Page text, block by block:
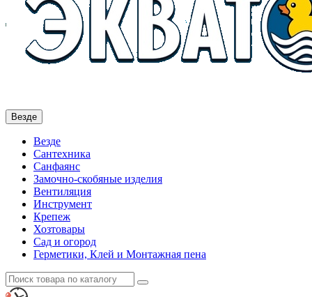
Везде
Везде
Сантехника
Санфаянс
Замочно-скобяные изделия
Вентиляция
Инструмент
Крепеж
Хозтовары
Сад и огород
Герметики, Клей и Монтажная пена